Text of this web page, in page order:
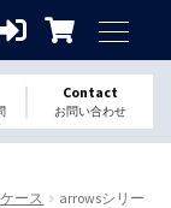
Contact
お問い合わせ
ース
arrowsシリー